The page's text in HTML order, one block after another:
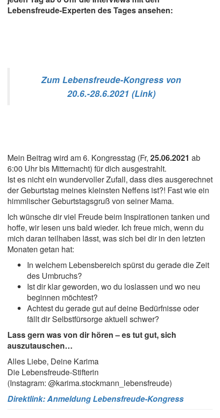
Lebensfreude-Experten des Tages ansehen:
Zum Lebensfreude-Kongress von
20.6.-28.6.2021 (Link)
Mein Beitrag wird am 6. Kongresstag (Fr, 25.06.2021 ab
6:00 Uhr bis Mitternacht) für dich ausgestrahlt.
Ist es nicht ein wundervoller Zufall, dass dies ausgerechnet
der Geburtstag meines kleinsten Neffens ist?! Fast wie ein
himmlischer Geburtstagsgruß von seiner Mama.
Ich wünsche dir viel Freude beim Inspirationen tanken und
hoffe, wir lesen uns bald wieder. Ich freue mich, wenn du
mich daran teilhaben lässt, was sich bei dir in den letzten
Monaten getan hat:
In welchem Lebensbereich spürst du gerade die Zeit
des Umbruchs?
Ist dir klar geworden, wo du loslassen und wo neu
beginnen möchtest?
Achtest du gerade gut auf deine Bedürfnisse oder
fällt dir Selbstfürsorge aktuell schwer?
Lass gern was von dir hören – es tut gut, sich
auszutauschen…
Alles Liebe, Deine Karima
Die Lebensfreude-Stifterin
(Instagram: @karima.stockmann_lebensfreude)
Direktlink: Anmeldung Lebensfreude-Kongress